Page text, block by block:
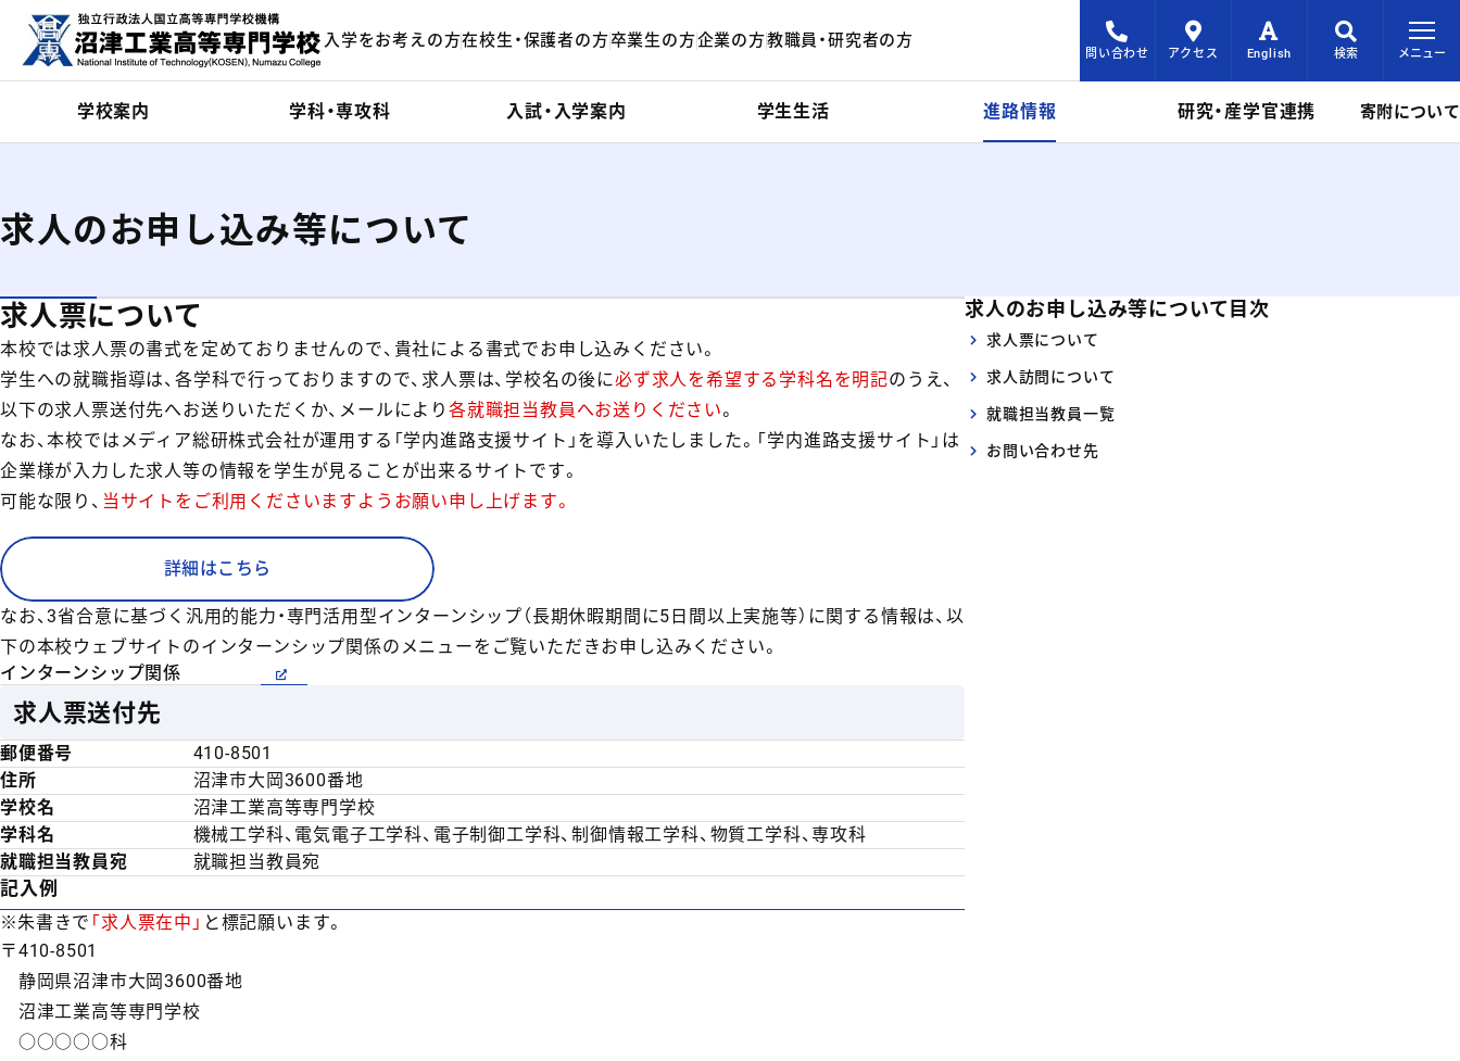
入学をお考えの方在校生・保護者の方卒業生の方企業の方教職員・研究者の方
問い合わせ アクセス English 検索 メニュー
学校案内 学科・専攻科 入試・入学案内 学生生活 進路情報 研究・産学官連携 寄附について
求人のお申し込み等について
目次をスキップ
求人のお申し込み等について目次
求人票について
求人訪問について
就職担当教員一覧
お問い合わせ先
求人票について
本校では求人票の書式を定めておりませんので、貴社による書式でお申し込みください。
学生への就職指導は、各学科で行っておりますので、求人票は、学校名の後に必ず求人を希望する学科名を明記のうえ、
以下の求人票送付先へお送りいただくか、メールにより 各就職担当教員へお送りください。
なお、本校ではメディア総研株式会社が運用する「学内進路支援サイト」を導入いたしました。「学内進路支援サイト」は
企業様が入力した求人等の情報を学生が見ることが出来るサイトです。
可能な限り、 当サイトをご利用くださいますようお願い申し上げます。
詳細はこちら
なお、3省合意に基づく汎用的能力・専門活用型インターンシップ（長期休暇期間に5日間以上実施等）に関する情報は、以
下の本校ウェブサイトのインターンシップ関係のメニューをご覧いただきお申し込みください。
インターンシップ関係
求人票送付先
郵便番号
410-8501
住所
沼津市大岡3600番地
学校名
沼津工業高等専門学校
学科名
機械工学科、電気電子工学科、電子制御工学科、制御情報工学科、物質工学科、専攻科
就職担当教員宛
就職担当教員宛
記入例
朱書きで 「求人票在中」 と標記願います。
〒410-8501
静岡県沼津市大岡3600番地
沼津工業高等専門学校
○○○○○科